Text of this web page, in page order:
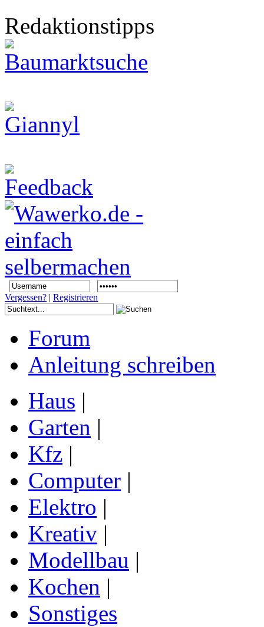
Redaktionstipps
Vergessen? | Registrieren
Forum
Anleitung schreiben
Haus |
Garten |
Kfz |
Computer |
Elektro |
Kreativ |
Modellbau |
Kochen |
Sonstiges